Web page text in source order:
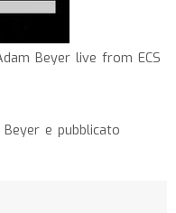
Beyer live from ECS
e pubblicato